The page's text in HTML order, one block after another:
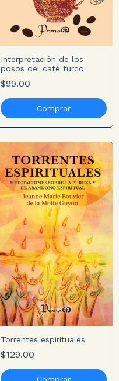
Interpretación de los
posos del café turco
$99.00
Torrentes espirituales
$129.00